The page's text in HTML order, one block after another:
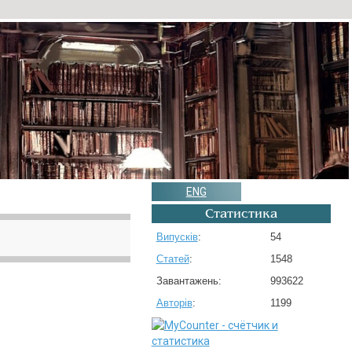
ENG
Статистика
Випусків:
54
Статей:
1548
Завантажень:
993622
Авторів: 1199